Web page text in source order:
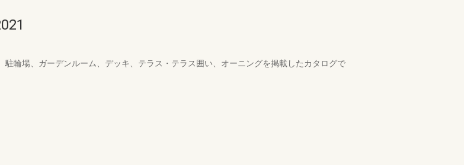
輪場、ガーデンルーム、デッキ、テラス・テラス囲い、オーニングを掲載したカタログで